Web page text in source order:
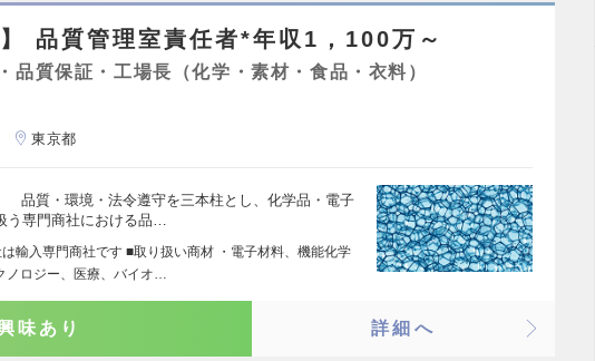
】 品質管理室責任者*年収1，100万～
品質保証・工場長（化学・素材・食品・衣料）
東京都
品質・環境・法令遵守を三本柱とし、化学品・電子
う専門商社における品…
は輸入専門商社です ■取り扱い商材 ・電子材料、機能化学
ロジー、医療、バイオ…
味あり 詳細へ